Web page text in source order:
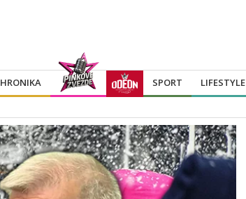
HRONIKA SPORT LIFESTYLE